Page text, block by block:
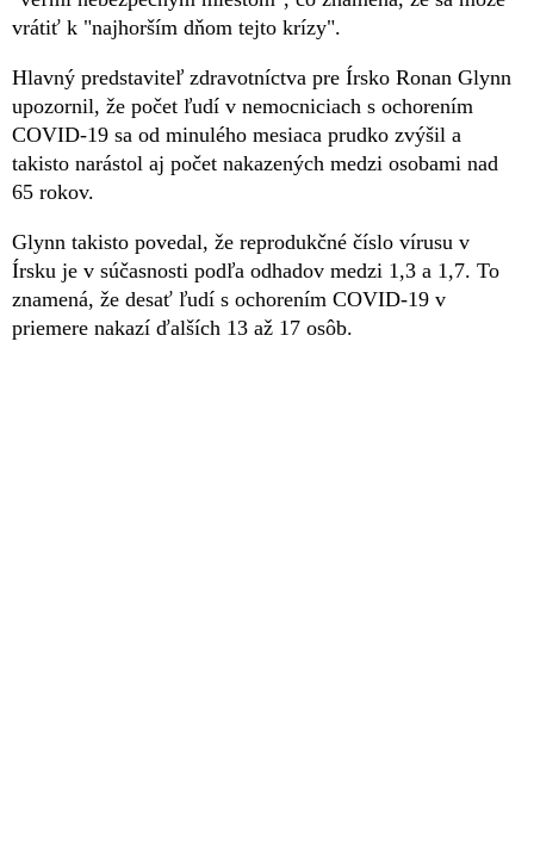
vrátiť k "najhorším dňom tejto krízy".
Hlavný predstaviteľ zdravotníctva pre Írsko Ronan Glynn
upozornil, že počet ľudí v nemocniciach s ochorením
COVID-19 sa od minulého mesiaca prudko zvýšil a
takisto narástol aj počet nakazených medzi osobami nad
65 rokov.
Glynn takisto povedal, že reprodukčné číslo vírusu v
Írsku je v súčasnosti podľa odhadov medzi 1,3 a 1,7. To
znamená, že desať ľudí s ochorením COVID-19 v
priemere nakazí ďalších 13 až 17 osôb.